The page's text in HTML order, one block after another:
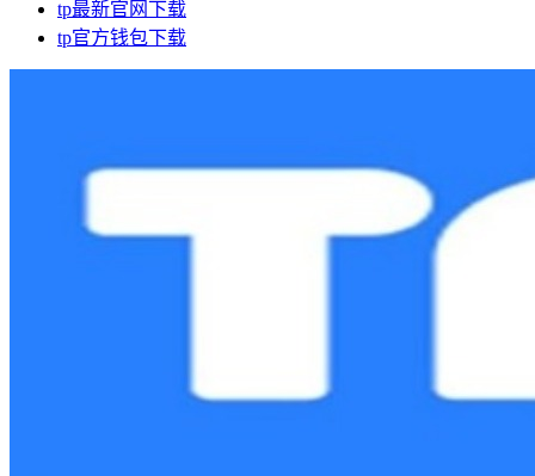
tp最新官网下载
tp官方钱包下载